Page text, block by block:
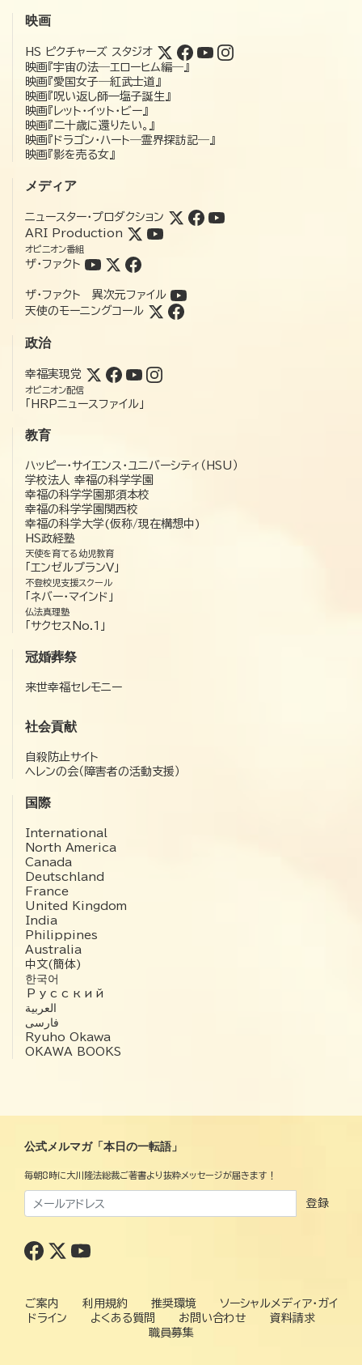
映画
HS ピクチャーズ スタジオ
映画『宇宙の法―エローヒム編―』
映画『愛国女子―紅武士道』
映画『呪い返し師—塩子誕生』
映画『レット・イット・ビー』
映画『二十歳に還りたい。』
映画『ドラゴン・ハート―霊界探訪記―』
映画『影を売る女』
メディア
ニュースター・プロダクション
ARI Production
オピニオン番組
ザ・ファクト
ザ・ファクト 異次元ファイル
天使のモーニングコール
政治
幸福実現党
オピニオン配信
「HRPニュースファイル」
教育
ハッピー・サイエンス・ユニバーシティ（HSU）
学校法人 幸福の科学学園
幸福の科学学園那須本校
幸福の科学学園関西校
幸福の科学大学(仮称/現在構想中)
HS政経塾
天使を育てる幼児教育
「エンゼルプランV」
不登校児支援スクール
「ネバー・マインド」
仏法真理塾
「サクセスNo.1」
冠婚葬祭
来世幸福セレモニー
社会貢献
自殺防止サイト
ヘレンの会（障害者の活動支援）
国際
International
North America
Canada
Deutschland
France
United Kingdom
India
Philippines
Australia
中文(簡体)
한국어
Русский
العربية‏
فارسی
Ryuho Okawa
OKAWA BOOKS
公式メルマガ「本日の一転語」
毎朝8時に大川隆法総裁ご著書より抜粋メッセージが届きます！
登録
ご案内 利用規約 推奨環境
ソーシャルメディア・ガイ
ドライン
よくある質問 お問い合わせ
資料請求
職員募集